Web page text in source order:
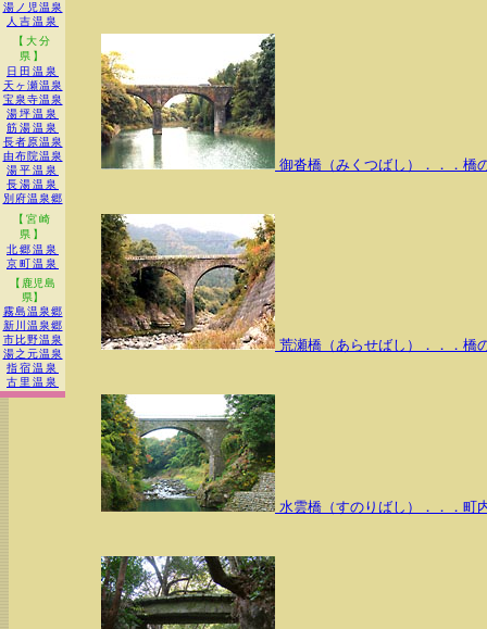
湯ノ児温泉
人吉温泉
【大分
県】
日田温泉
天ヶ瀬温泉
宝泉寺温泉
湯坪温泉
筋湯温泉
長者原温泉
由布院温泉
湯平温泉
長湯温泉
別府温泉郷
【宮崎
県】
北郷温泉
京町温泉
【鹿児島
県】
霧島温泉郷
新川温泉郷
市比野温泉
湯之元温泉
指宿温泉
古里温泉
御沓橋（みくつばし）．．．橋
荒瀬橋（あらせばし）．．．橋
水雲橋（すのりばし）．．．町